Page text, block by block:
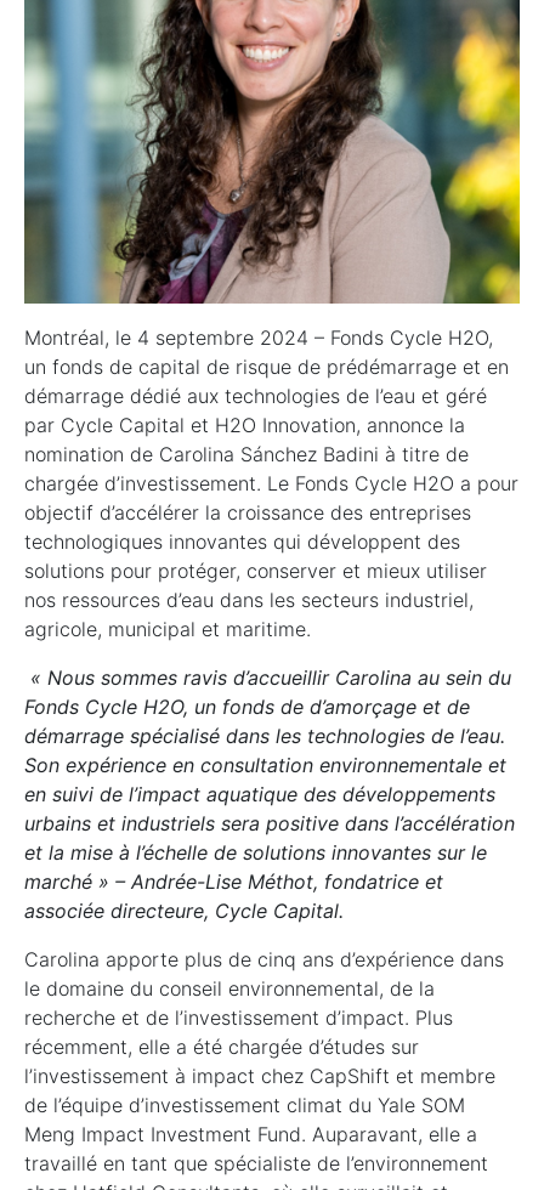
Montréal, le 4 septembre 2024 – Fonds Cycle H2O,
un fonds de capital de risque de prédémarrage et en
démarrage dédié aux technologies de l’eau et géré
par Cycle Capital et H2O Innovation, annonce la
nomination de Carolina Sánchez Badini à titre de
chargée d’investissement. Le Fonds Cycle H2O a pour
objectif d’accélérer la croissance des entreprises
technologiques innovantes qui développent des
solutions pour protéger, conserver et mieux utiliser
nos ressources d’eau dans les secteurs industriel,
agricole, municipal et maritime.
« Nous sommes ravis d’accueillir Carolina au sein du
Fonds Cycle H2O, un fonds de d’amorçage et de
démarrage spécialisé dans les technologies de l’eau.
Son expérience en consultation environnementale et
en suivi de l’impact aquatique des développements
urbains et industriels sera positive dans l’accélération
et la mise à l’échelle de solutions innovantes sur le
marché » – Andrée-Lise Méthot, fondatrice et
associée directeure, Cycle Capital.
Carolina apporte plus de cinq ans d’expérience dans
le domaine du conseil environnemental, de la
recherche et de l’investissement d’impact. Plus
récemment, elle a été chargée d’études sur
l’investissement à impact chez CapShift et membre
de l’équipe d’investissement climat du Yale SOM
Meng Impact Investment Fund. Auparavant, elle a
travaillé en tant que spécialiste de l’environnement